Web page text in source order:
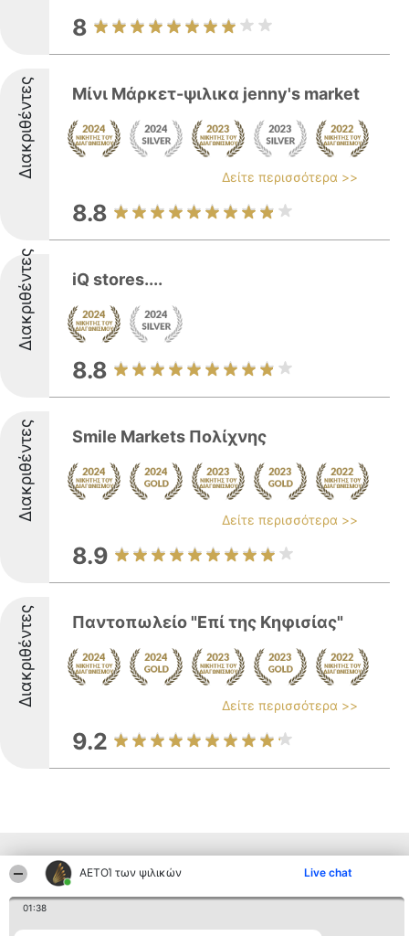
ΑΕΤΟΊ των ψιλικών Live chat
01:38
8
Διακριθέντες Μίνι Μάρκετ-ψιλικα jenny's market
Δείτε περισσότερα >>
8.8
Διακριθέντες iQ stores....
8.8
Διακριθέντες Smile Markets Πολίχνης
Δείτε περισσότερα >>
8.9
Διακριθέντες Παντοπωλείο "Επί της Κηφισίας"
Δείτε περισσότερα >>
9.2
Παρόμοιες επιχειρήσεις απο άλλες
περιοχές